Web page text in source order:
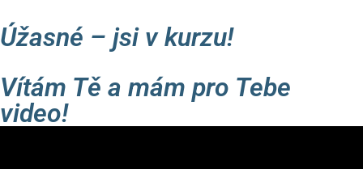
Úžasné – jsi v kurzu!
Vítám Tě a mám pro Tebe
video!